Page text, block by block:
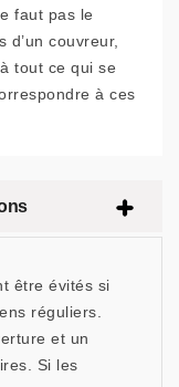
faut pas le
d’un couvreur,
tout ce qui se
à ces
être évités si
réguliers.
et un
Si les